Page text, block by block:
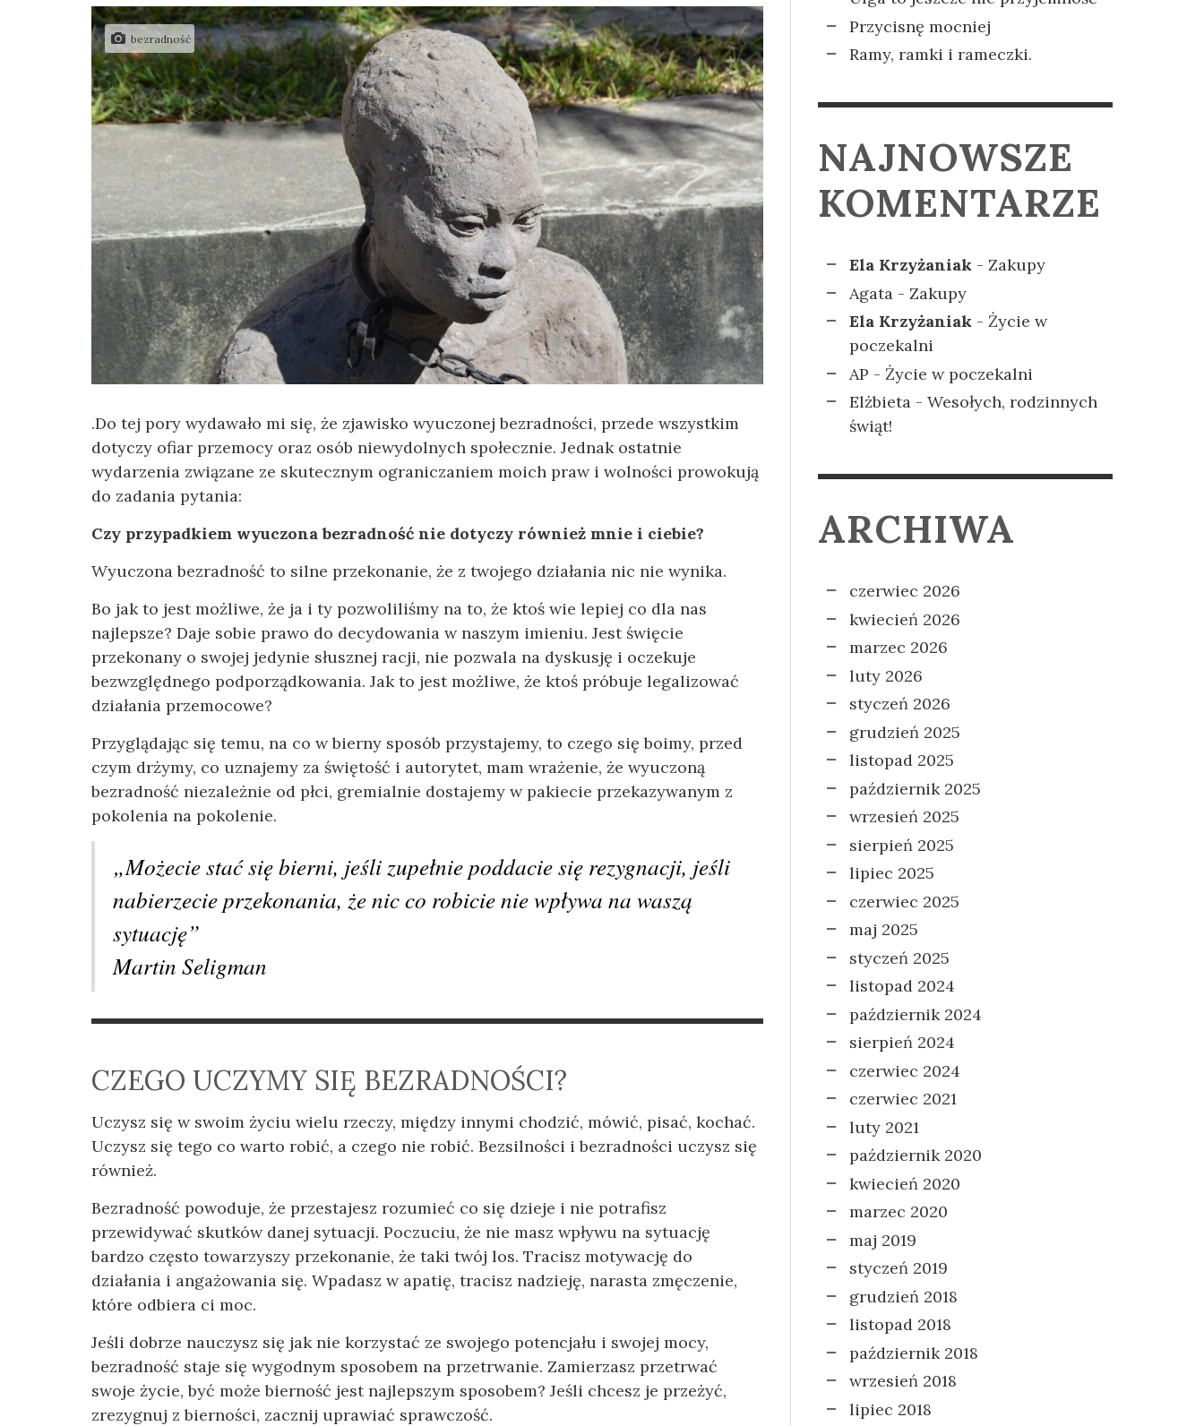
bezradność
.Do tej pory wydawało mi się, że zjawisko wyuczonej bezradności, przede wszystkim
dotyczy ofiar przemocy oraz osób niewydolnych społecznie. Jednak ostatnie
wydarzenia związane ze skutecznym ograniczaniem moich praw i wolności prowokują
do zadania pytania:
Czy przypadkiem wyuczona bezradność nie dotyczy również mnie i ciebie?
Wyuczona bezradność to silne przekonanie, że z twojego działania nic nie wynika.
Bo jak to jest możliwe, że ja i ty pozwoliliśmy na to, że ktoś wie lepiej co dla nas
najlepsze? Daje sobie prawo do decydowania w naszym imieniu. Jest święcie
przekonany o swojej jedynie słusznej racji, nie pozwala na dyskusję i oczekuje
bezwzględnego podporządkowania. Jak to jest możliwe, że ktoś próbuje legalizować
działania przemocowe?
Przyglądając się temu, na co w bierny sposób przystajemy, to czego się boimy, przed
czym drżymy, co uznajemy za świętość i autorytet, mam wrażenie, że wyuczoną
bezradność niezależnie od płci, gremialnie dostajemy w pakiecie przekazywanym z
pokolenia na pokolenie.
„Możecie stać się bierni, jeśli zupełnie poddacie się rezygnacji, jeśli
nabierzecie przekonania, że nic co robicie nie wpływa na waszą
sytuację”
Martin Seligman
CZEGO UCZYMY SIĘ BEZRADNOŚCI?
Uczysz się w swoim życiu wielu rzeczy, między innymi chodzić, mówić, pisać, kochać.
Uczysz się tego co warto robić, a czego nie robić. Bezsilności i bezradności uczysz się
również.
Bezradność powoduje, że przestajesz rozumieć co się dzieje i nie potrafisz
przewidywać skutków danej sytuacji. Poczuciu, że nie masz wpływu na sytuację
bardzo często towarzyszy przekonanie, że taki twój los. Tracisz motywację do
działania i angażowania się. Wpadasz w apatię, tracisz nadzieję, narasta zmęczenie,
które odbiera ci moc.
Jeśli dobrze nauczysz się jak nie korzystać ze swojego potencjału i swojej mocy,
bezradność staje się wygodnym sposobem na przetrwanie. Zamierzasz przetrwać
swoje życie, być może bierność jest najlepszym sposobem? Jeśli chcesz je przeżyć,
zrezygnuj z bierności, zacznij uprawiać sprawczość.
Przycisnę mocniej
Ramy, ramki i rameczki.
NAJNOWSZE
KOMENTARZE
Ela Krzyżaniak - Zakupy
Agata - Zakupy
Ela Krzyżaniak - Życie w
poczekalni
AP - Życie w poczekalni
Elżbieta - Wesołych, rodzinnych
świąt!
ARCHIWA
czerwiec 2026
kwiecień 2026
marzec 2026
luty 2026
styczeń 2026
grudzień 2025
listopad 2025
październik 2025
wrzesień 2025
sierpień 2025
lipiec 2025
czerwiec 2025
maj 2025
styczeń 2025
listopad 2024
październik 2024
sierpień 2024
czerwiec 2024
czerwiec 2021
luty 2021
październik 2020
kwiecień 2020
marzec 2020
maj 2019
styczeń 2019
grudzień 2018
listopad 2018
październik 2018
wrzesień 2018
lipiec 2018